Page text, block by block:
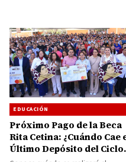
EDUCACIÓN
Próximo Pago de la Beca
Rita Cetina: ¿Cuándo Cae
Último Depósito del Ciclo